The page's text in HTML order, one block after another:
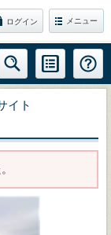
ログイン メニュー
イト